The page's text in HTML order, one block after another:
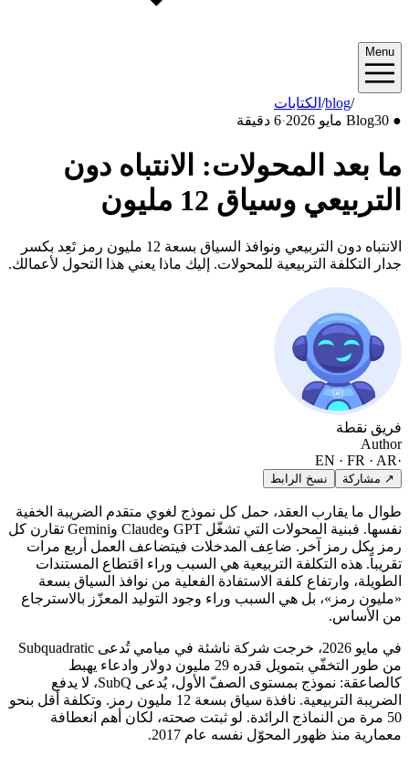
Menu
الكتابات/blog
●
Blog30 مايو 2026 ·6 دقيقة
ما بعد المحولات: الانتباه دون
التربيعي وسياق 12 مليون
الانتباه دون التربيعي ونوافذ السياق بسعة 12 مليون رمز تَعِد بكسر
جدار التكلفة التربيعية للمحولات. إليك ماذا يعني هذا التحول لأعمالك.
فريق نقطة
Author
EN · FR · AR
↗ مشاركة نسخ الرابط
طوال ما يقارب العقد، حمل كل نموذج لغوي متقدم الضريبة الخفية
نفسها. فبنية المحولات التي تشغّل GPT وClaude وGemini تقارن كل
رمز بكل رمز آخر. ضاعِف المدخلات فيتضاعف العمل أربع مرات
تقريباً. هذه التكلفة التربيعية هي السبب وراء اقتطاع المستندات
الطويلة، وارتفاع كلفة الاستفادة الفعلية من نوافذ السياق بسعة
«مليون رمز»، بل هي السبب وراء وجود التوليد المعزّز بالاسترجاع
من الأساس.
في مايو 2026، خرجت شركة ناشئة في ميامي تُدعى Subquadratic
من طور التخفّي بتمويل قدره 29 مليون دولار وادعاء يهبط
كالصاعقة: نموذج بمستوى الصفّ الأول، يُدعى SubQ، لا يدفع
الضريبة التربيعية. نافذة سياق بسعة 12 مليون رمز. وتكلفة أقل بنحو
50 مرة من النماذج الرائدة. لو ثبتت صحته، لكان أهم انعطافة
معمارية منذ ظهور المحوّل نفسه عام 2017.